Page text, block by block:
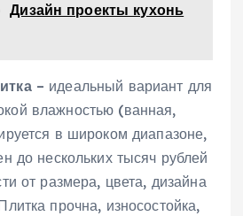
Дизайн проекты кухонь
– идеальный вариант для
влажностью (ванная‚
в широком диапазоне‚
до нескольких тысяч рублей
от размера‚ цвета‚ дизайна
прочна‚ износостойка‚